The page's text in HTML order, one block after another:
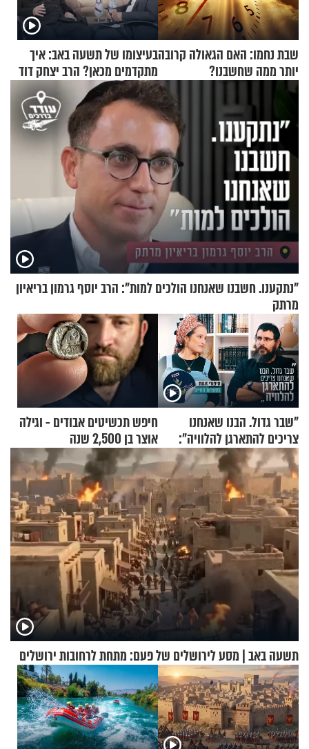
שבת נחמו: האם הגאולה קרובה
יותר ממה שחשבנו?
בעיצומו של תשעה באב: איך
מתקדמים מכאן? הרב יצחק דוד
גרוסמן בשיחה מיוחדת
"נתקענו. חשבנו שאנחנו הולכים למות": הרב יוסף גרמון בריאיון
מרתק
"שבר גדול. הבנו שאנחנו
צריכים להתארגן להלוויה":
זוגיות במבחן, הפעם עם מרים
וגד דנינו
חיפש תכשיטים אבודים - וגילה
אוצר בן 2,500 שנה
תשעה באב | מסע לירושלים של פעם: מתחת לרחובות ירושלים